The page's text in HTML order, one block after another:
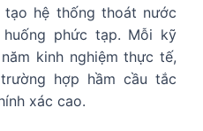
tạo hệ thống thoát nước
phức tạp. Mỗi kỹ
kinh nghiệm thực tế,
hợp hầm cầu tắc
xác cao.